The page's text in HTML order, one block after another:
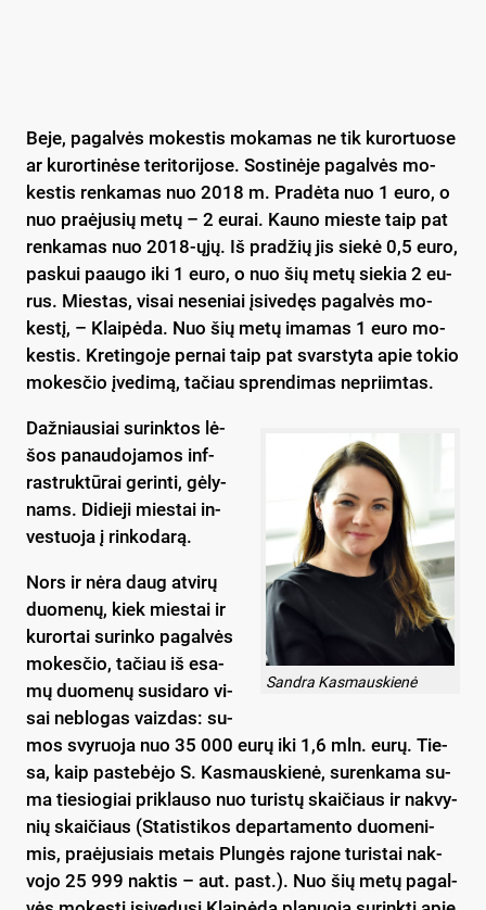
Be­je, pa­gal­vės mo­kes­tis mo­ka­mas ne tik ku­ror­tuo­se
ar ku­ror­ti­nė­se te­ri­to­ri­jo­se. Sos­ti­nė­je pa­gal­vės mo­
kes­tis ren­ka­mas nuo 2018 m. Pra­dė­ta nuo 1 eu­ro, o
nuo praė­ju­sių me­tų – 2 eu­rai. Kau­no mies­te taip pat
ren­ka­mas nuo 2018-ųjų. Iš pra­džių jis sie­kė 0,5 eu­ro,
pa­skui paau­go iki 1 eu­ro, o nuo šių me­tų sie­kia 2 eu­
rus. Mies­tas, vi­sai ne­se­niai įsi­ve­dęs pa­gal­vės mo­
kes­tį, – Klai­pė­da. Nuo šių me­tų ima­mas 1 eu­ro mo­
kes­tis. Kre­tin­go­je per­nai taip pat svars­ty­ta apie to­kio
mo­kes­čio įve­di­mą, ta­čiau spren­di­mas ne­priim­tas.
Sandra Kasmauskienė
Daž­niau­siai su­rink­tos lė­
šos pa­nau­do­ja­mos inf­
rast­ruk­tū­rai ge­rin­ti, gė­ly­
nams. Di­die­ji mies­tai in­
ves­tuo­ja į rin­ko­da­rą.
Nors ir nė­ra daug at­vi­rų
duo­me­nų, kiek mies­tai ir
ku­ror­tai su­rin­ko pa­gal­vės
mo­kes­čio, ta­čiau iš esa­
mų duo­me­nų su­si­da­ro vi­
sai ne­blo­gas vaiz­das: su­
mos svy­ruo­ja nuo 35 000 eu­rų iki 1,6 mln. eu­rų. Tie­
sa, kaip pa­ste­bė­jo S. Kas­maus­kie­nė, su­ren­ka­ma su­
ma tie­sio­giai pri­klau­so nuo tu­ris­tų skai­čiaus ir nak­vy­
nių skai­čiaus (Sta­tis­ti­kos de­par­ta­men­to duo­me­ni­
mis, praė­ju­siais me­tais Plun­gės ra­jo­ne tu­ris­tai nak­
vo­jo 25 999 nak­tis – aut. pa­st.). Nuo šių me­tų pa­gal­